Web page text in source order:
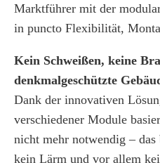
Marktführer mit der
in puncto Flexibilität,
Kein Schweißen, keine
denkmalgeschützte
Dank der innovativen
verschiedener Module
nicht mehr notwendig – das
kein Lärm und vor allem